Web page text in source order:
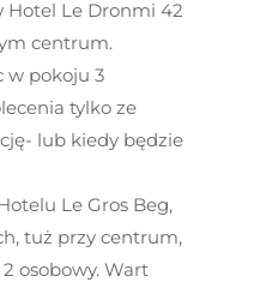
Hotel Le Dronmi 42
centrum.
w pokoju 3
tylko ze
lub kiedy będzie
Le Gros Beg,
tuż przy centrum,
osobowy. Wart